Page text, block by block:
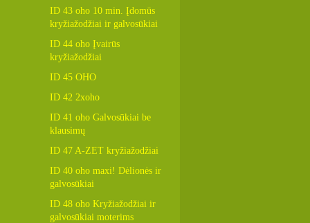
ID 43 oho 10 min. Įdomūs
kryžiažodžiai ir galvosūkiai
ID 44 oho Įvairūs
kryžiažodžiai
ID 45 OHO
ID 42 2xoho
ID 41 oho Galvosūkiai be
klausimų
ID 47 A-ZET kryžiažodžiai
ID 40 oho maxi! Dėlionės ir
galvosūkiai
ID 48 oho Kryžiažodžiai ir
galvosūkiai moterims